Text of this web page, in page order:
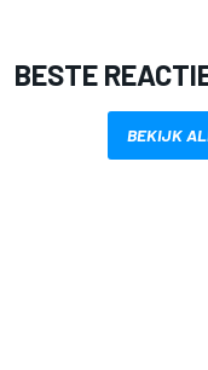
BESTE
BEKIJK